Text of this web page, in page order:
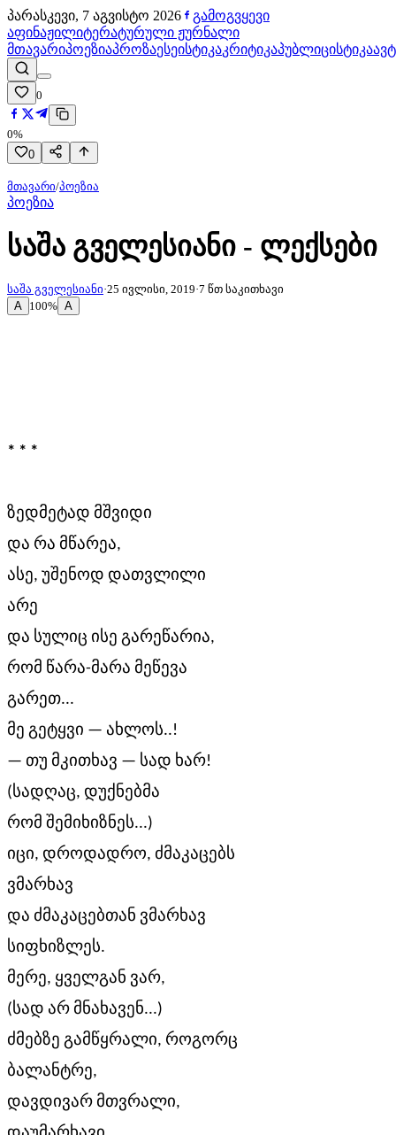
პარასკევი, 7 აგვისტო 2026
გამოგვყევი
აფინაჟილიტერატურული ჟურნალი
მთავარიპოეზიაპროზაესეისტიკაკრიტიკაპუბლიცისტიკა
0
0%
0
მთავარი/პოეზია
პოეზია
საშა გველესიანი - ლექსები
საშა გველესიანი·25 ივლისი, 2019·7 წთ საკითხავი
A 100% A
* * *
ზედმეტად მშვიდი
და რა მწარეა,
ასე, უშენოდ დათვლილი
არე
და სულიც ისე გარეწარია,
რომ წარა-მარა მეწევა
გარეთ...
მე გეტყვი — ახლოს..!
— თუ მკითხავ — სად ხარ!
(სადღაც, დუქნებმა
რომ შემიხიზნეს...)
იცი, დროდადრო, ძმაკაცებს
ვმარხავ
და ძმაკაცებთან ვმარხავ
სიფხიზლეს.
მერე, ყველგან ვარ,
(სად არ მნახავენ...)
ძმებზე გამწყრალი, როგორც
ბალანტრე,
დავდივარ მთვრალი,